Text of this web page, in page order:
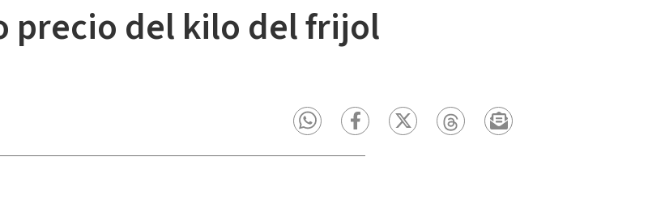
precio del kilo del frijol